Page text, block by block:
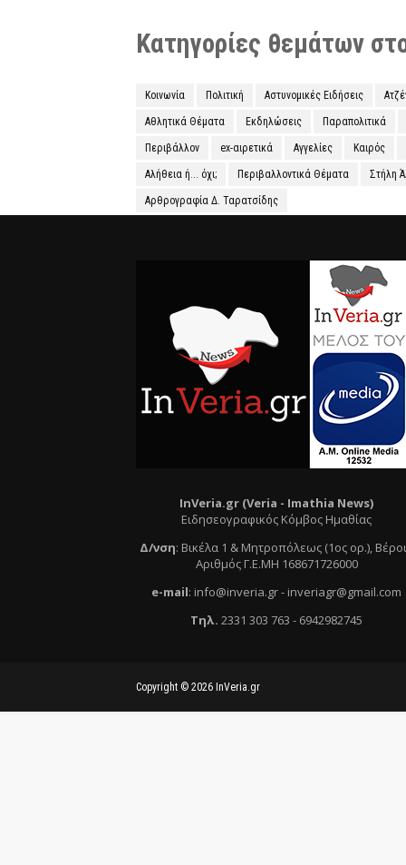
Κατηγορίες θεμάτων
Κοινωνία Πολιτική Αστυνομικές Ειδήσεις
Αθλητικά Θέματα Εκδηλώσεις Παραπολιτικά
Περιβάλλον ex-αιρετικά Αγγελίες Καιρός
Αλήθεια ή... όχι; Περιβαλλοντικά Θέματα Στήλη
Αρθρογραφία Δ. Ταρατσίδης
InVeria.gr (Veria - Ιmathia News)
Ειδησεογραφικός Κόμβος Ημαθίας
Δ/νση: Βικέλα 1 & Μητροπόλεως (1ος ορ.),
Αριθμός Γ.Ε.ΜΗ 168671726000
e-mail: info@inveria.gr- inveriagr@gmail.com
Τηλ. 2331 303 763 - 6942982745
Copyright © 2026 InVeria.gr